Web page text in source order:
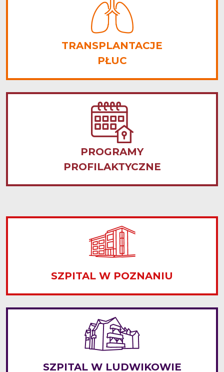
TRANSPLANTACJE
PŁUC
PROGRAMY
PROFILAKTYCZNE
SZPITAL W POZNANIU
SZPITAL W LUDWIKOWIE